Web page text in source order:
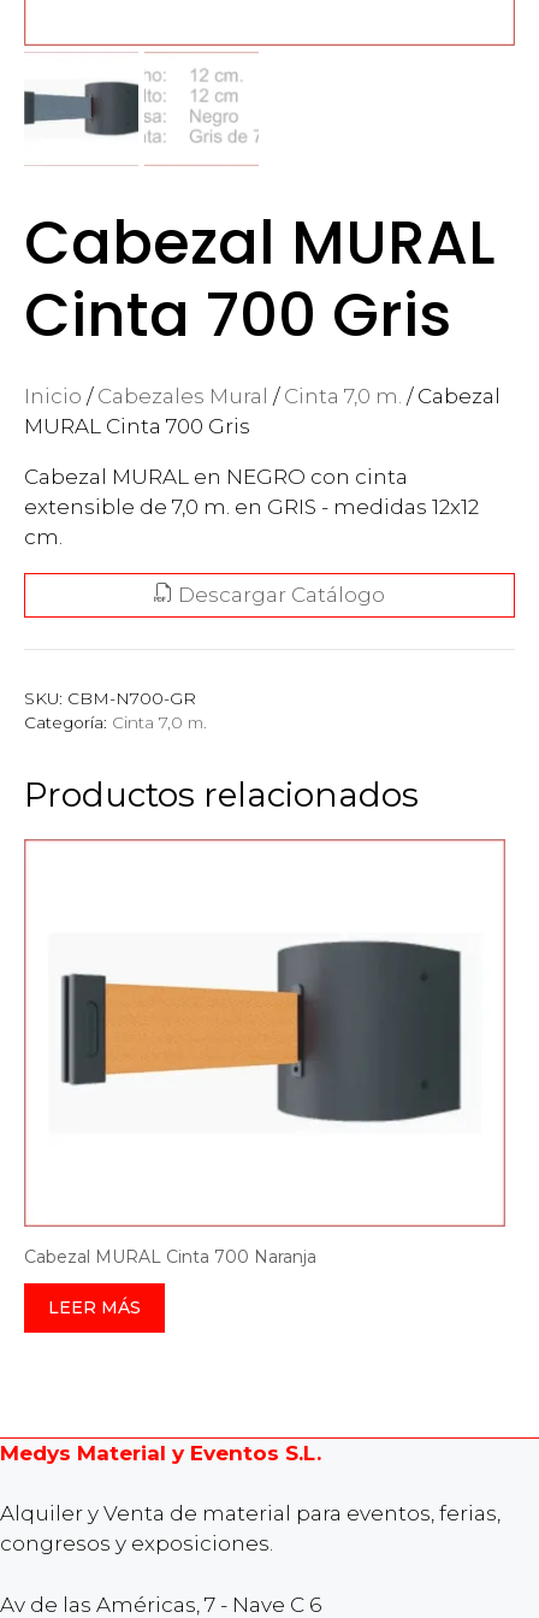
Cabezal MURAL
Cinta 700 Gris
Inicio / Cabezales Mural / Cinta 7,0 m. / Cabezal
MURAL Cinta 700 Gris
Cabezal MURAL en NEGRO con cinta
extensible de 7,0 m. en GRIS - medidas 12x12
cm.
Descargar Catálogo
SKU: CBM-N700-GR
Categoría: Cinta 7,0 m.
Productos relacionados
Cabezal MURAL Cinta 700 Naranja
LEER MÁS
Medys Material y Eventos S.L.
Alquiler y Venta de material para eventos, ferias,
congresos y exposiciones.
Av de las Américas, 7 - Nave C 6